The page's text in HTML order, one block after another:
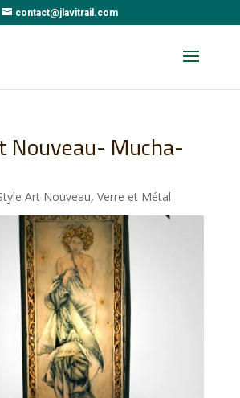
contact@jlavitrail.com
Nouveau- Mucha-
Art Nouveau, Verre et Métal